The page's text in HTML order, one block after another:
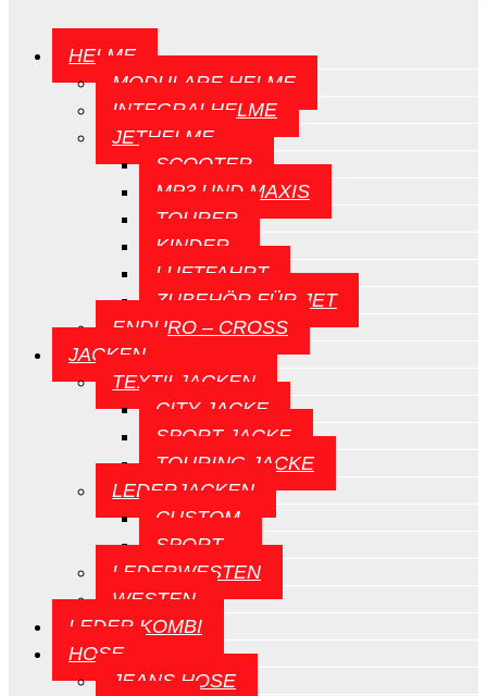
HELME
MODULARE HELME
INTEGRALHELME
JETHELME
SCOOTER
MP3 UND MAXIS
TOURER
KINDER
LUFTFAHRT
ZUBEHÖR FÜR JET
ENDURO – CROSS
JACKEN
TEXTILJACKEN
CITY JACKE
SPORT JACKE
TOURING JACKE
LEDERJACKEN
CUSTOM
SPORT
LEDERWESTEN
WESTEN
LEDER KOMBI
HOSE
JEANS HOSE